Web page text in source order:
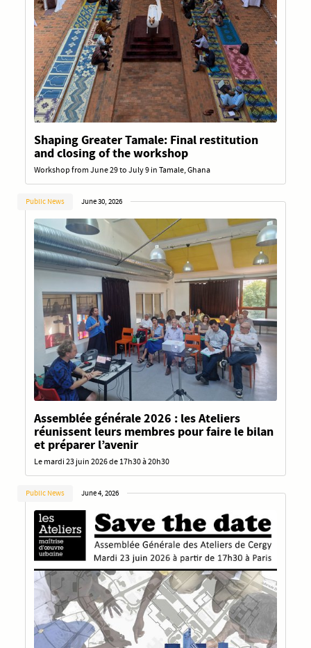
Shaping Greater Tamale: Final restitution
and closing of the workshop
Workshop from June 29 to July 9 in Tamale, Ghana
Public News June 30, 2026
Assemblée générale 2026 : les Ateliers
réunissent leurs membres pour faire le bilan
et préparer l’avenir
Le mardi 23 juin 2026 de 17h30 à 20h30
Public News June 4, 2026